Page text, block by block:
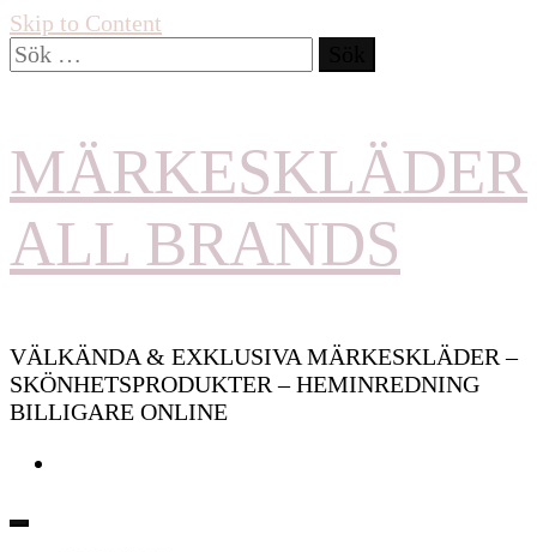
Skip to Content
Sök
efter:
MÄRKESKLÄDER
ALL BRANDS
VÄLKÄNDA & EXKLUSIVA MÄRKESKLÄDER –
SKÖNHETSPRODUKTER – HEMINREDNING
BILLIGARE ONLINE